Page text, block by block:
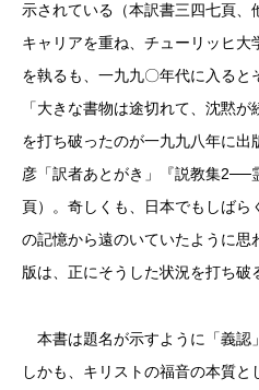
示されている（本訳書三四七頁、
キャリアを重ね、チューリッヒ
を執るも、一九九〇年代に入ると
「大きな書物は途切れて、沈黙
を打ち破ったのが一九九八年に
彦「訳者あとがき」『説教集2──
頁）。奇しくも、日本でもしばら
の記憶から遠のいていたように思
版は、正にそうした状況を打ち破
本書は題名が示すように「義認
しかも、キリストの福音の本質